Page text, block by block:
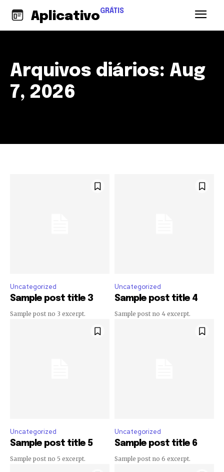
AplicativoGRÁTIS
Arquivos diários: Aug
7, 2026
Uncategorized
Sample post title 3
Sample post no 3 excerpt.
Uncategorized
Sample post title 4
Sample post no 4 excerpt.
Uncategorized
Sample post title 5
Sample post no 5 excerpt.
Uncategorized
Sample post title 6
Sample post no 6 excerpt.